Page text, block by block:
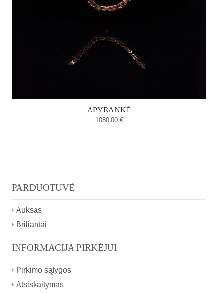
APYRANKĖ
1080,00 €
PARDUOTUVĖ
Auksas
Briliantai
INFORMACIJA PIRKĖJUI
Pirkimo sąlygos
Atsiskaitymas